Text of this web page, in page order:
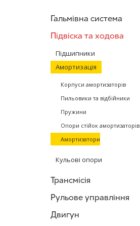
Гальмівна система
Підвіска та ходова
Підшипники
Амортизація
Корпуси амортизаторів
Пильовики та відбійники
Пружини
Опори стійок амортизаторів
Амортизатори
Кульові опори
Трансмісія
Рульове управління
Двигун